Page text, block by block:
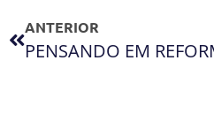
ANTERIOR